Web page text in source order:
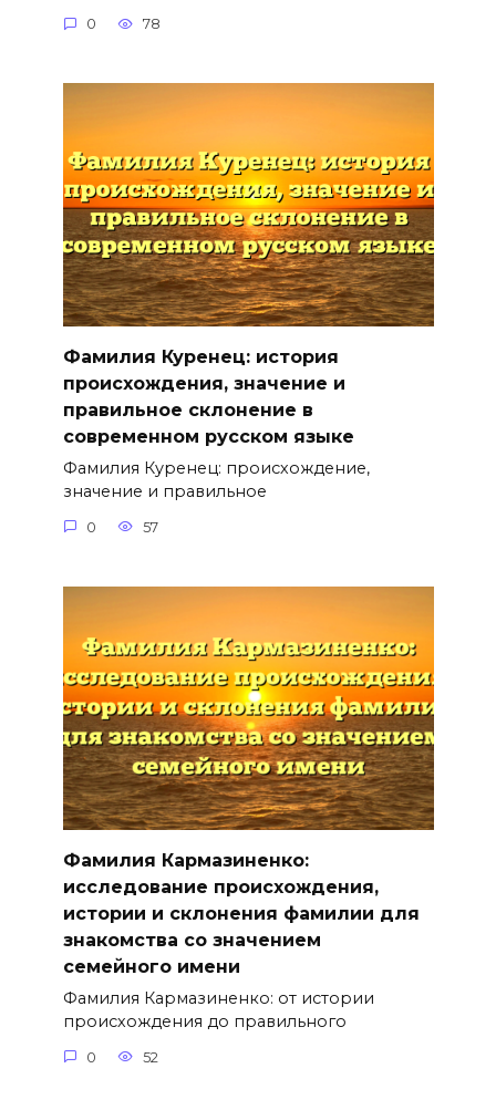
0 78
Фамилия Куренец: история
происхождения, значение и
правильное склонение в
современном русском языке
Фамилия Куренец: происхождение,
значение и правильное
0 57
Фамилия Кармазиненко:
исследование происхождения,
истории и склонения фамилии для
знакомства со значением
семейного имени
Фамилия Кармазиненко: от истории
происхождения до правильного
0 52